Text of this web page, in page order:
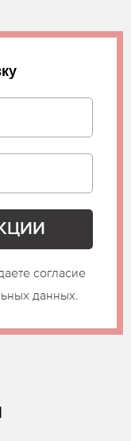
согласие
данных.